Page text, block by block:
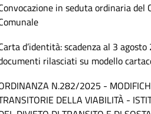
in seduta ordinaria del
d’identità: scadenza al 3
rilasciati su modello
N.282/2025 -
DELLA VIABILITÀ -